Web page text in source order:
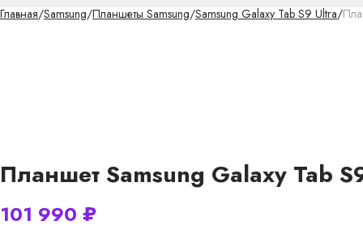
Главная/Samsung/Планшеты Samsung/Samsung Galaxy Tab S9 Ultra/
Планшет Samsung Galaxy Tab
101 990 ₽